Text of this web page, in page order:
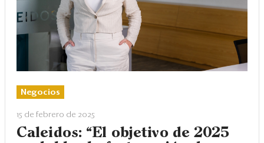
Negocios
15 de febrero de 2025
Caleidos: “El objetivo de 2025